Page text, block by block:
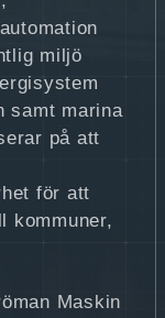
miljö
samt marina
på att
för att
kommuner,
Maskin